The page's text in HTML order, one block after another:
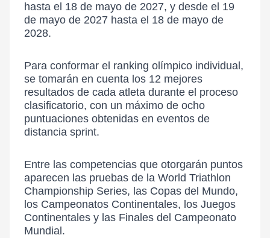
hasta el 18 de mayo de 2027, y desde el 19
de mayo de 2027 hasta el 18 de mayo de
2028.
Para conformar el ranking olímpico individual,
se tomarán en cuenta los 12 mejores
resultados de cada atleta durante el proceso
clasificatorio, con un máximo de ocho
puntuaciones obtenidas en eventos de
distancia sprint.
Entre las competencias que otorgarán puntos
aparecen las pruebas de la World Triathlon
Championship Series, las Copas del Mundo,
los Campeonatos Continentales, los Juegos
Continentales y las Finales del Campeonato
Mundial.